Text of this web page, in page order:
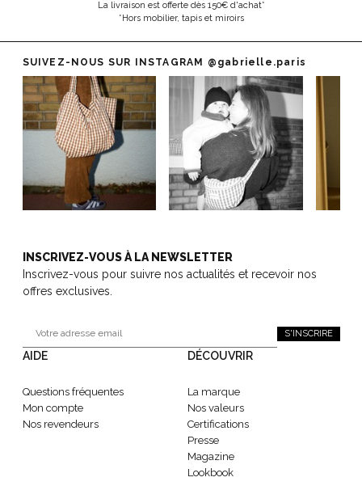
La livraison est offerte dès 150€ d'achat*
*Hors mobilier, tapis et miroirs
SUIVEZ-NOUS SUR INSTAGRAM @gabrielle.paris
INSCRIVEZ-VOUS À LA NEWSLETTER
Inscrivez-vous pour suivre nos actualités et recevoir nos
offres exclusives.
S'INSCRIRE
AIDE
Questions fréquentes
Mon compte
Nos revendeurs
DÉCOUVRIR
La marque
Nos valeurs
Certifications
Presse
Magazine
Lookbook